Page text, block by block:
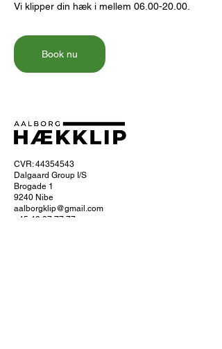
Vi klipper din hæk i mellem 06.00-20.00.
Book nu
CVR: 44354543
Dalgaard Group I/S
Brogade 1
9240 Nibe
aalborgklip@gmail.com
+45 40 87 77 77